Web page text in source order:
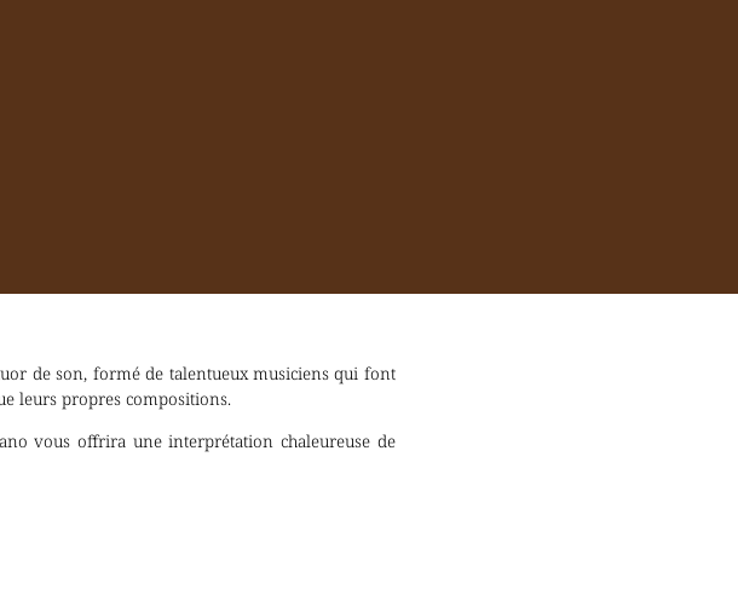
de son, formé de talentueux musiciens qui font
leurs propres compositions.
vous offrira une interprétation chaleureuse de